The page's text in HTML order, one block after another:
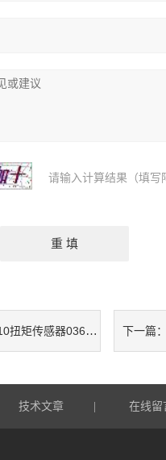
请输入计算结果（填写
扭矩传感器CS 50 下一篇
技术文章 在线留